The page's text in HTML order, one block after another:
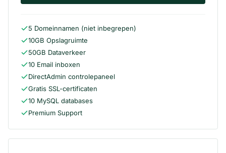
5 Domeinnamen (niet inbegrepen)
10GB Opslagruimte
50GB Dataverkeer
10 Email inboxen
DirectAdmin controlepaneel
Gratis SSL-certificaten
10 MySQL databases
Premium Support